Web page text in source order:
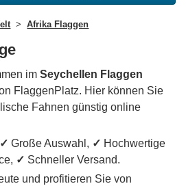
Afrika Flaggen
imSeychellen Flaggen
FlaggenPlatz. Hier können Sie
Fahnen günstig online
✓ Große Auswahl, ✓ Hochwertige
✓ Schneller Versand.
und profitieren Sie von